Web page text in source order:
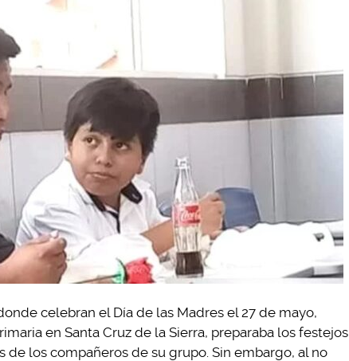
celebran el Día de las Madres el 27 de mayo,
en Santa Cruz de la Sierra, preparaba los festejos
de los compañeros de su grupo. Sin embargo, al no